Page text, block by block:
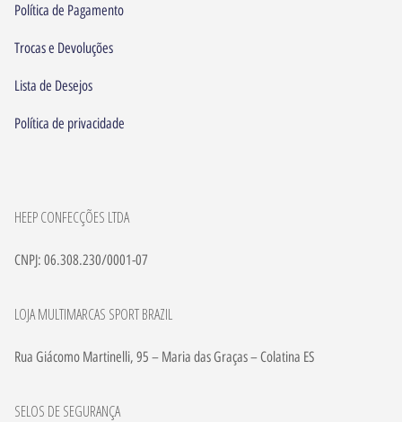
Política de Pagamento
Trocas e Devoluções
Lista de Desejos
Política de privacidade
HEEP CONFECÇÕES LTDA
CNPJ: 06.308.230/0001-07
LOJA MULTIMARCAS SPORT BRAZIL
Rua Giácomo Martinelli, 95 – Maria das Graças – Colatina ES
SELOS DE SEGURANÇA